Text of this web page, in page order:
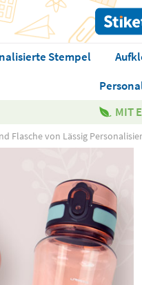
Stempel
MIT
Flasche von Lässig